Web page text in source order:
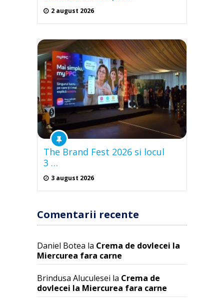
2 august 2026
The Brand Fest 2026 si locul
3 …
3 august 2026
Comentarii recente
Daniel Botea la Crema de dovlecei la
Miercurea fara carne
Brindusa Aluculesei la Crema de
dovlecei la Miercurea fara carne